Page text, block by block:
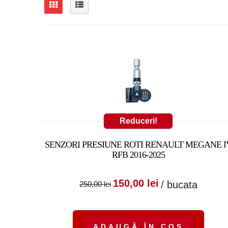
Reduceri!
SENZORI PRESIUNE ROTI RENAULT MEGANE
RFB 2016-2025
250,00lei
Prețul inițial a fost:
150,00 lei Prețul curent
150,00 lei.
/ bucata